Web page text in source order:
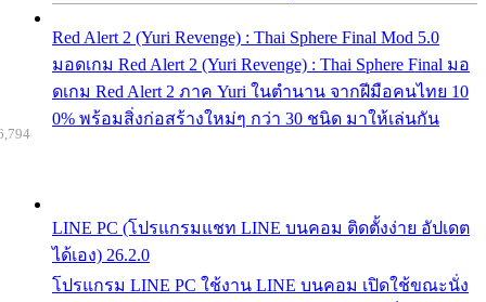
Red Alert 2 (Yuri Revenge) : Thai Sphere Final Mod 5.0
มอดเกม Red Alert 2 (Yuri Revenge) : Thai Sphere Final มอ
ดเกม Red Alert 2 ภาค Yuri ในตำนาน จากฝีมือคนไทย 10
0% พร้อมสิ่งก่อสร้างใหม่ๆ กว่า 30 ชนิด มาให้เล่นกัน
LINE PC (โปรแกรมแชท LINE บนคอม ติดตั้งง่าย อัปเดต
ได้เอง) 26.2.0
โปรแกรม LINE PC ใช้งาน LINE บนคอม เปิดใช้ขณะนั่ง